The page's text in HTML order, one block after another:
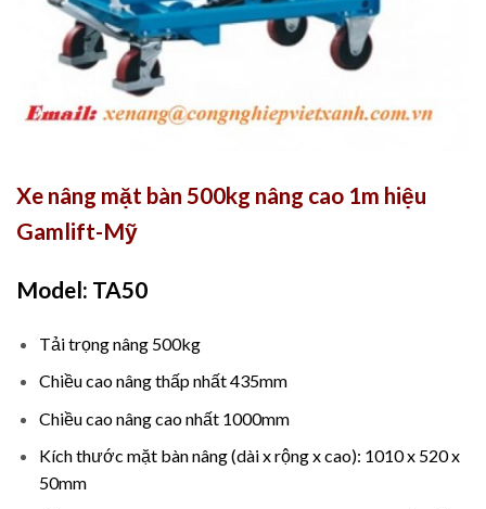
Xe nâng mặt bàn 500kg nâng cao 1m hiệu
Gamlift-Mỹ
Model: TA50
Tải trọng nâng 500kg
Chiều cao nâng thấp nhất 435mm
Chiều cao nâng cao nhất 1000mm
Kích thước mặt bàn nâng (dài x rộng x cao): 1010 x 520 x
50mm